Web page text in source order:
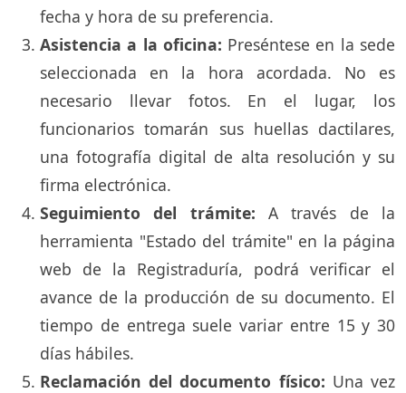
fecha y hora de su preferencia.
Asistencia a la oficina: Preséntese en la sede
seleccionada en la hora acordada. No es
necesario llevar fotos. En el lugar, los
funcionarios tomarán sus huellas dactilares,
una fotografía digital de alta resolución y su
firma electrónica.
Seguimiento del trámite: A través de la
herramienta "Estado del trámite" en la página
web de la Registraduría, podrá verificar el
avance de la producción de su documento. El
tiempo de entrega suele variar entre 15 y 30
días hábiles.
Reclamación del documento físico: Una vez